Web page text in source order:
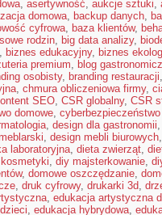
, asertywność, aukcje sztuki,
domowa, backup danych,
cyfrowa, baza klientów,
rodzin, big data analizy,
, biznes edukacyjny, biznes
premium, blog
osobisty, branding restauracji
, chmura obliczeniowa firmy,
SEO, CSR globalny, CSR
domowe,
, design dla gastronomii
, design mebli biurowych
laboratoryjna, dieta zwierząt,
, diy majsterkowanie,
, domowe oszczędzanie,
, druk cyfrowy, drukarki 3d,
, edukacja artystyczna
, edukacja hybrydowa,